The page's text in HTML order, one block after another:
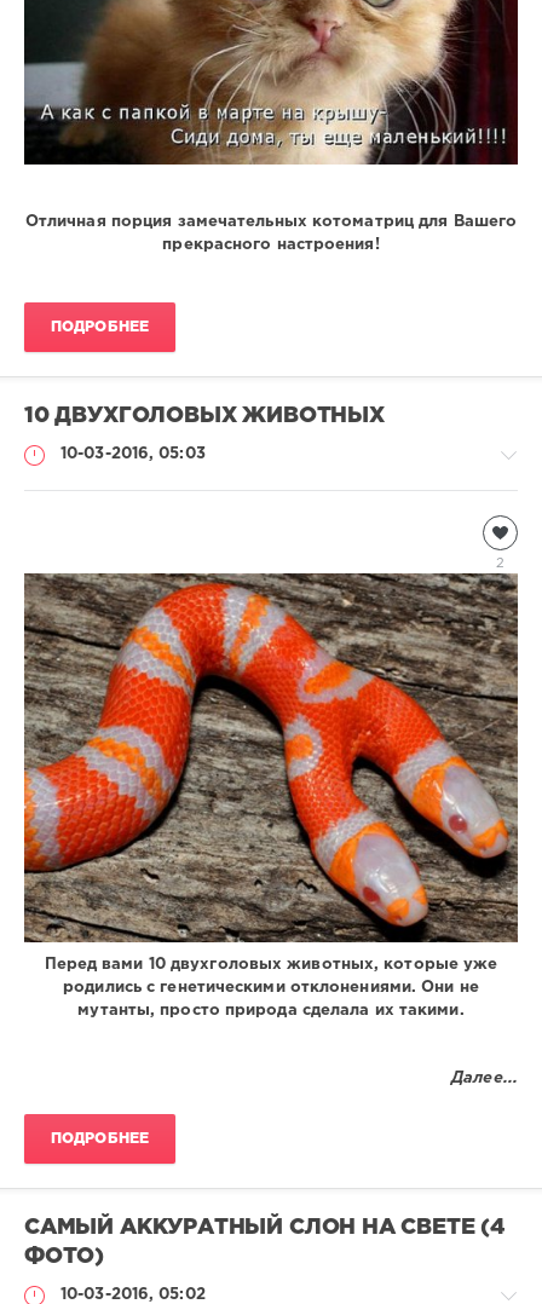
Отличная порция замечательных котоматриц для Вашего
прекрасного настроения!
ПОДРОБНЕЕ
10 ДВУХГОЛОВЫХ ЖИВОТНЫХ
10-03-2016, 05:03
2
974
0
2
Перед вами 10 двухголовых животных, которые уже
родились с генетическими отклонениями. Они не
мутанты, просто природа сделала их такими.
Далее...
ПОДРОБНЕЕ
САМЫЙ АККУРАТНЫЙ СЛОН НА СВЕТЕ (4
ФОТО)
10-03-2016, 05:02